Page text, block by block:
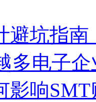
避坑指
多电子
影响